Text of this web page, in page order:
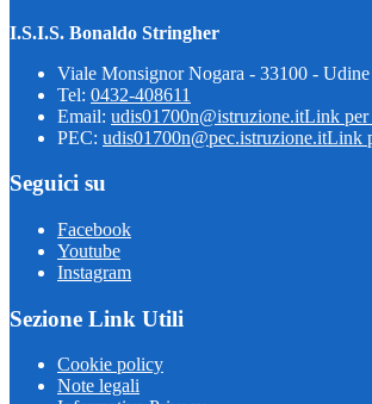
I.S.I.S. Bonaldo Stringher
Viale Monsignor Nogara - 33100 -
Tel: 0432-408611
Email: udis01700n@istruzione.itLink per
PEC: udis01700n@pec.istruzione.itLink
Seguici su
Facebook
Youtube
Instagram
Sezione Link Utili
Cookie policy
Note legali